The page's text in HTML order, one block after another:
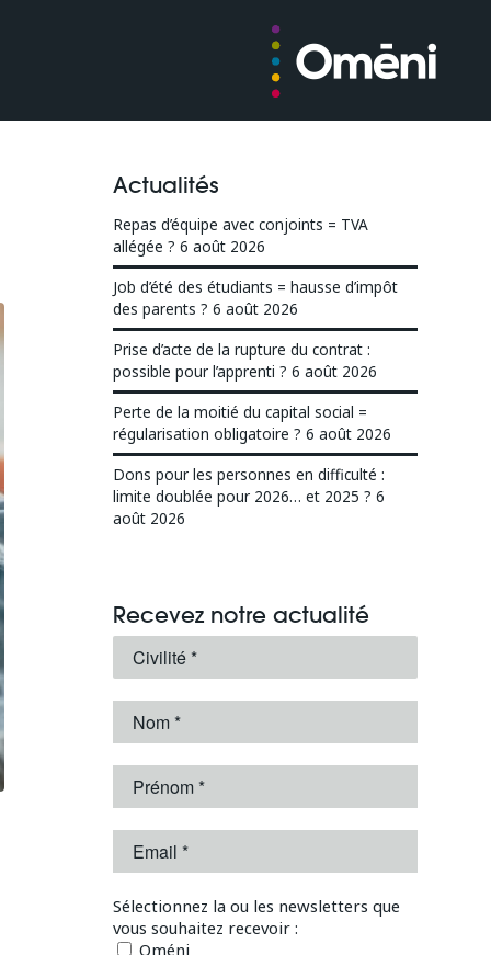
Actualités
Repas d’équipe avec conjoints = TVA
allégée ? 6 août 2026
Job d’été des étudiants = hausse d’impôt
des parents ? 6 août 2026
Prise d’acte de la rupture du contrat :
possible pour l’apprenti ? 6 août 2026
Perte de la moitié du capital social =
régularisation obligatoire ? 6 août 2026
Dons pour les personnes en difficulté :
limite doublée pour 2026… et 2025 ? 6
août 2026
Recevez notre actualité
Sélectionnez la ou les newsletters que
vous souhaitez recevoir :
Oméni